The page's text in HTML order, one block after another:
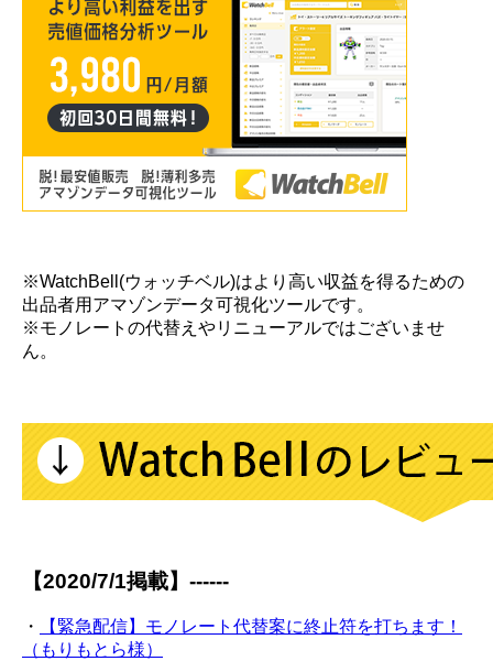
※WatchBell(ウォッチベル)はより高い収益を得るための
出品者用アマゾンデータ可視化ツールです。
※モノレートの代替えやリニューアルではございませ
ん。
【2020/7/1掲載】------
・
【緊急配信】モノレート代替案に終止符を打ちます！
（もりもとら様）